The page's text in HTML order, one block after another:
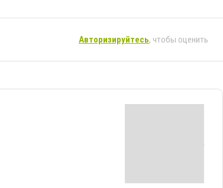
Авторизируйтесь, чтобы оценить